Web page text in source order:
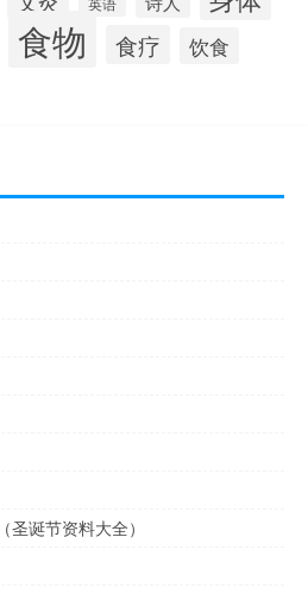
食物 食疗 饮食
诞节资料大全）